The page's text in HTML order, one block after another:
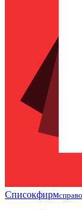
Списокфирм